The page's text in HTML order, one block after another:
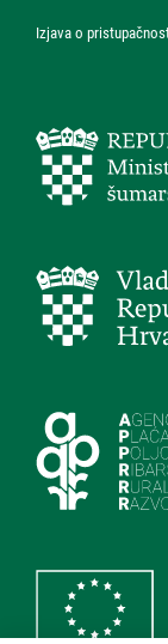
Izjava o